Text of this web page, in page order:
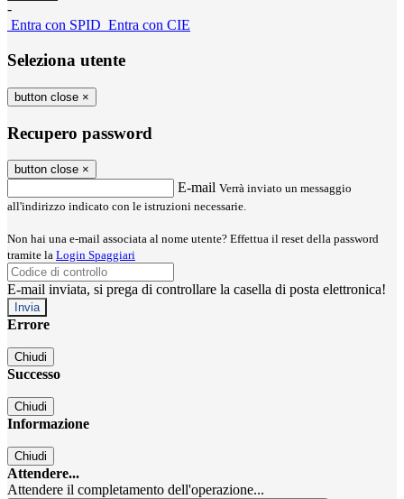
-
Entra con SPID Entra con CIE
Seleziona utente
button close ×
Recupero password
button close ×
E-mail Verrà inviato un messaggio
all'indirizzo indicato con le istruzioni necessarie.
Non hai una e-mail associata al nome utente? Effettua il reset della password
tramite la Login Spaggiari
E-mail inviata, si prega di controllare la casella di posta elettronica!
Errore
Chiudi
Successo
Chiudi
Informazione
Chiudi
Attendere...
Attendere il completamento dell'operazione...